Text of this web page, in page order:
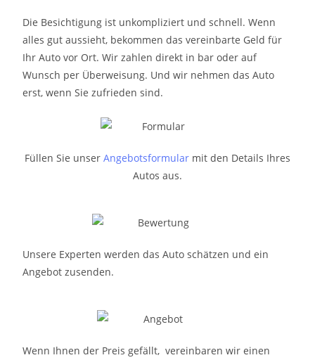
Die Besichtigung ist unkompliziert und schnell. Wenn
alles gut aussieht, bekommen das vereinbarte Geld für
Ihr Auto vor Ort. Wir zahlen direkt in bar oder auf
Wunsch per Überweisung. Und wir nehmen das Auto
erst, wenn Sie zufrieden sind.
Füllen Sie unser Angebotsformular mit den Details Ihres
Autos aus.
Unsere Experten werden das Auto schätzen und ein
Angebot zusenden.
Wenn Ihnen der Preis gefällt, vereinbaren wir einen